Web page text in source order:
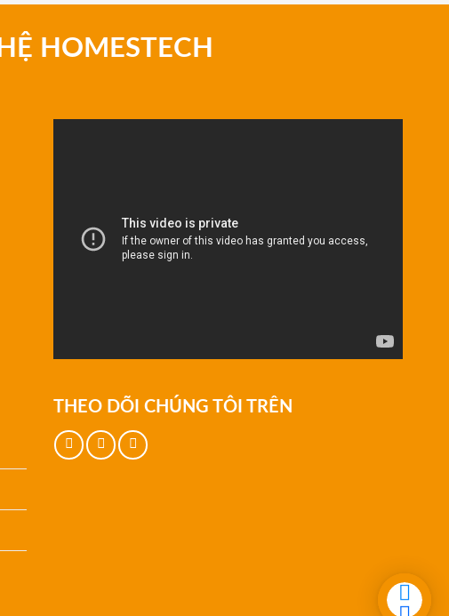
HOMESTECH
THEO DÕI CHÚNG TÔI TRÊN